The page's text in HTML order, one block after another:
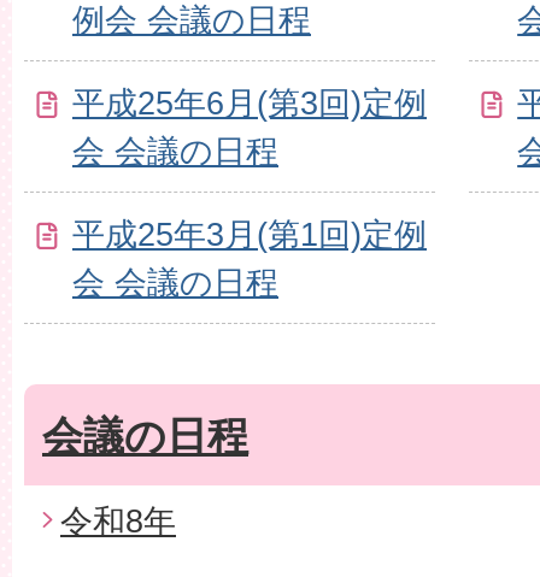
例会 会議の日程
平成25年6月(第3回)定例
会 会議の日程
平成25年3月(第1回)定例
会 会議の日程
会議の日程
令和8年